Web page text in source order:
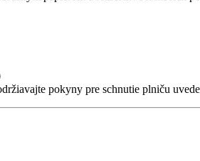
pokyny pre schnutie plniču